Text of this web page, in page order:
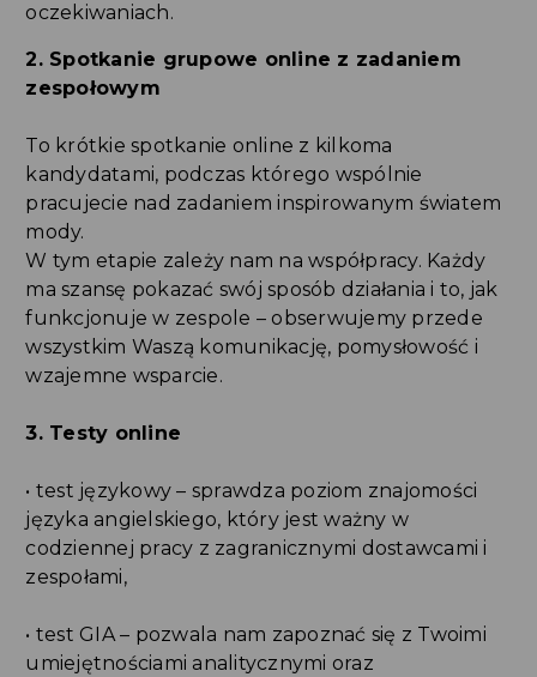
oczekiwaniach.
2. Spotkanie grupowe online z zadaniem
zespołowym
To krótkie spotkanie online z kilkoma
kandydatami, podczas którego wspólnie
pracujecie nad zadaniem inspirowanym światem
mody.
W tym etapie zależy nam na współpracy. Każdy
ma szansę pokazać swój sposób działania i to, jak
funkcjonuje w zespole – obserwujemy przede
wszystkim Waszą komunikację, pomysłowość i
wzajemne wsparcie.
3. Testy online
• test językowy – sprawdza poziom znajomości
języka angielskiego, który jest ważny w
codziennej pracy z zagranicznymi dostawcami i
zespołami,
• test GIA – pozwala nam zapoznać się z Twoimi
umiejętnościami analitycznymi oraz